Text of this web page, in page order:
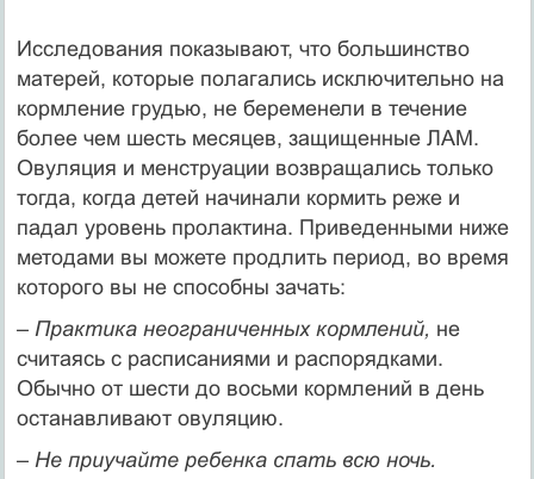
Исследования показывают, что большинство
матерей, которые полагались исключительно на
кормление грудью, не беременели в течение
более чем шесть месяцев, защищенные ЛАМ.
Овуляция и менструации возвращались только
тогда, когда детей начинали кормить реже и
падал уровень пролактина. Приведенными ниже
методами вы можете продлить период, во время
которого вы не способны зачать:
– Практика неограниченных кормлений, не
считаясь с расписаниями и распорядками.
Обычно от шести до восьми кормлений в день
останавливают овуляцию.
– Не приучайте ребенка спать всю ночь.